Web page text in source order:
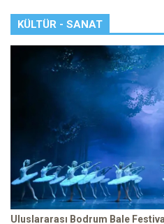
KÜLTÜR - SANAT
Uluslararası Bodrum Bale